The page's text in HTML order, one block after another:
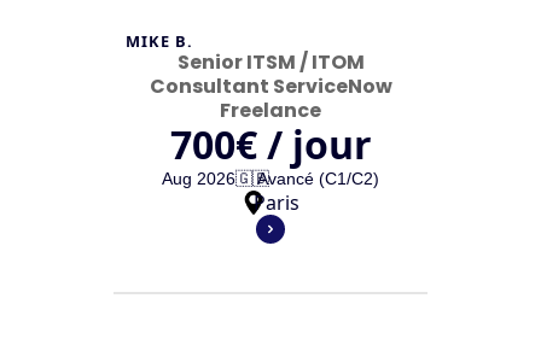
MIKE B.
Senior ITSM / ITOM
Consultant ServiceNow
Freelance
700€ / jour
Aug 2026🇬🇧Avancé (C1/C2)
Paris